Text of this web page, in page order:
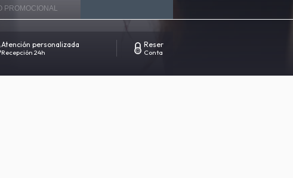
Atención personalizada
Recepción 24h
Reserva 100% segura
Contacto directo con el hotel